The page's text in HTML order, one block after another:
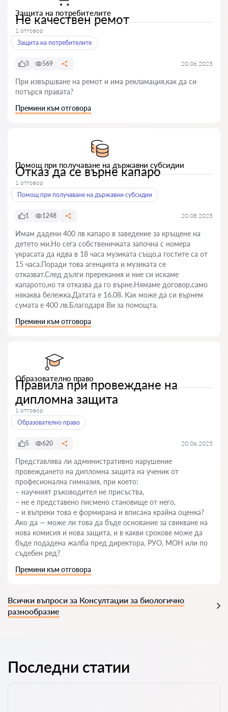
Защита на потребителите
Не качествен ремот
1 отговор
Защита на потребителите
3 569 20.06.2025
При извършване на ремот и има рекламация,как да си
потърся правата?
Премини към отговора
Помощ при получаване на държавни субсидии
Отказ да се върне капаро
1 отговор
Помощ при получаване на държавни субсидии
1 1248 20.08.2025
Имам дадени 400 лв капаро в заведение за кръщене на
детето ми.Но сега собственичката започна с номера
украсата да идва в 18 часа музиката също,а гостите са от
15 часа.Поради това агенцията и музиката се
отказват.След дълги пререкания и ние си искаме
капарото,но тя отказва да го върне.Нямаме договор,само
някаква бележка.Датата е 16.08. Как може да си върнем
сумата е 400 лв.Благодаря Ви за помощта.
Премини към отговора
Образователно право
Правила при провеждане на
дипломна защита
1 отговор
Образователно право
5 620 20.06.2025
Представлява ли административно нарушение
провеждането на дипломна защита на ученик от
професионална гимназия, при което:
– научният ръководител не присъства,
– не е представено писмено становище от него,
– и въпреки това е формирана и вписана крайна оценка?
Ако да — може ли това да бъде основание за свикване на
нова комисия и нова защита, и в какви срокове може да
бъде подадена жалба пред директора, РУО, МОН или по
съдебен ред?
Премини към отговора
Всички въпроси за Консултации за биологично
разнообразие
Последни статии